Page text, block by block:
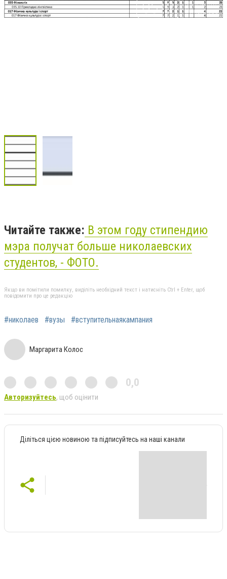
Читайте также: В этом году стипендию
мэра получат больше николаевских
студентов, - ФОТО.
Якщо ви помітили помилку, виділіть необхідний текст і натисніть Ctrl + Enter, щоб
повідомити про це редакцію
#николаев #вузы #вступительнаякампания
Маргарита Колос
0,0
Авторизуйтесь, щоб оцінити
Діліться цією новиною та підписуйтесь на наші канали